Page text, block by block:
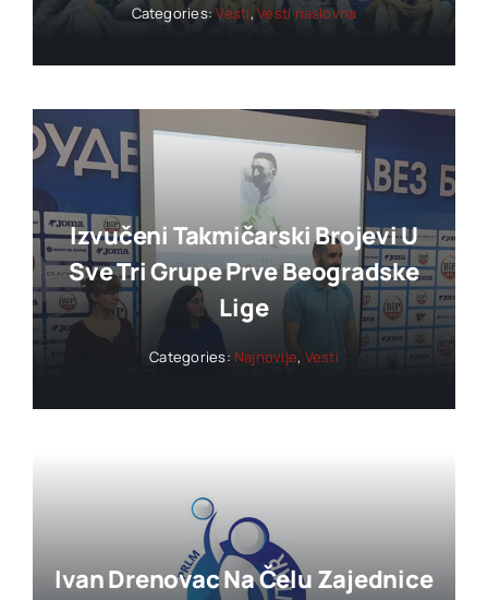
Categories:Vesti,Vesti naslovna
Izvučeni Takmičarski Brojevi U
Sve Tri Grupe Prve Beogradske
Lige
Categories: Najnovije, Vesti
Ivan Drenovac Na Čelu Zajednice